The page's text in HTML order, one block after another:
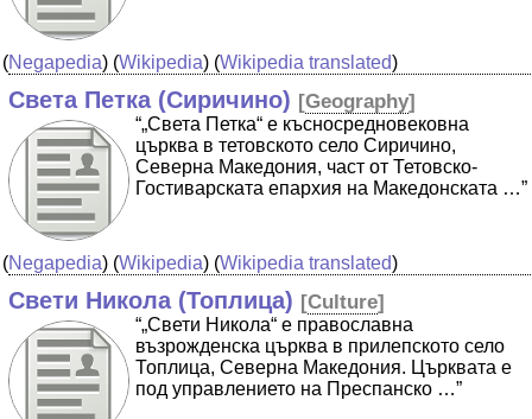
(Negapedia) (Wikipedia) (Wikipedia translated)
Света Петка (Сиричино) [Geography]
“„Света Петка“ е късносредновековна
църква в тетовското село Сиричино,
Северна Македония, част от Тетовско-
Гостиварската епархия на Македонската …”
(Negapedia) (Wikipedia) (Wikipedia translated)
Свети Никола (Топлица) [Culture]
“„Свети Никола“ е православна
възрожденска църква в прилепското село
Топлица, Северна Македония. Църквата е
под управлението на Преспанско …”